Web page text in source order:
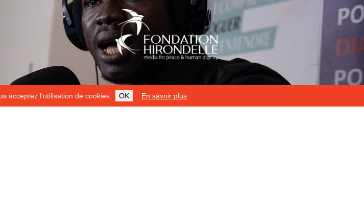
acceptez l'utilisation de cookies. OK En savoir plus
SOUTIENNENT